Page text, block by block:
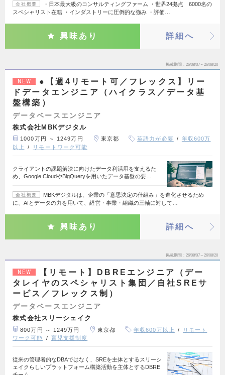
会社概要
・日本最大級のコンサルティングファーム ・世界24拠点 6000名の
スペシャリスト在籍 ・インダストリーに圧倒的な強み ・評価…
興味あり 詳細へ
掲載期間 26/08/07～26/08/20
NEW
●【週4リモート可／フレックス】リー
ドデータエンジニア（ハイクラス／データ基
盤構築）
データベースエンジニア
株式会社MBKデジタル
1000万円 ～ 1249万円 東京都 英語力が必要
年収600万
以上
リモートワーク可能
クライアントの課題解決に向けたデータ利活用を支えるた
め、Google CloudやBigQueryを用いたデータ基盤の要…
会社概要
MBKデジタルは、企業の「意思決定の仕組み」を進化させるため
に、AIとデータの力を用いて、経営・事業・組織の三軸に対して…
興味あり 詳細へ
掲載期間 26/08/07～26/08/20
NEW
【リモート】DBREエンジニア（デー
タレイヤのスペシャリスト集団／自社SREサ
ービス／フレックス制）
データベースエンジニア
株式会社スリーシェイク
800万円 ～ 1249万円 東京都 年収600万以上
リモート
ワーク可能
育児支援制度
従来の管理者的なDBAではなく、SREを主体とするスリーシ
ェイクらしいプラットフォーム構築活動を主体とするDBRE